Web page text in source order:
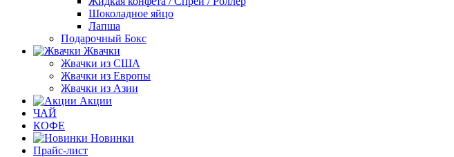
Шоколадное яйцо
Лапша
Подарочный Бокс
Жвачки
Жвачки из США
Жвачки из Европы
Жвачки из Азии
Акции
ЧАЙ
КОФЕ
Новинки
Прайс-лист